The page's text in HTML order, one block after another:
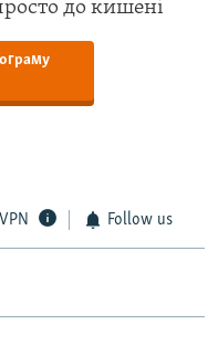
до кишені
Follow us